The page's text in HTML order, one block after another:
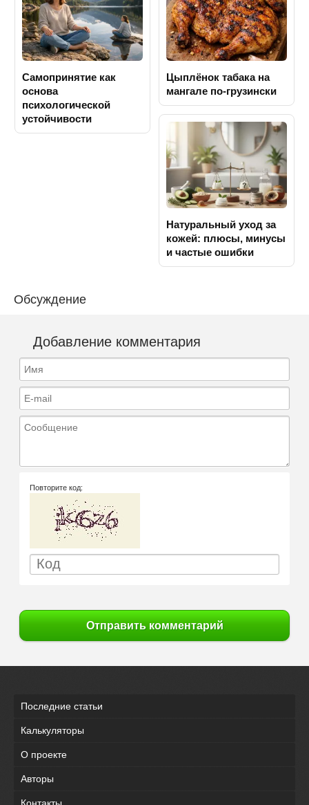
Самопринятие как
основа
психологической
устойчивости
Цыплёнок табака на
мангале по-грузински
Натуральный уход за
кожей: плюсы, минусы
и частые ошибки
Обсуждение
Добавление комментария
Имя
E-mail
Сообщение
Повторите код:
Отправить комментарий
Последние статьи
Калькуляторы
О проекте
Авторы
Контакты